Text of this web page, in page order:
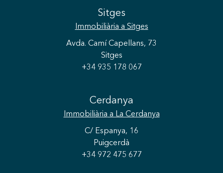
Sitges
Immobiliària a Sitges
Avda. Camí Capellans, 73
Sitges
+34 935 178 067
Cerdanya
Immobiliària a La Cerdanya
C/ Espanya, 16
Puigcerdà
+34 972 475 677